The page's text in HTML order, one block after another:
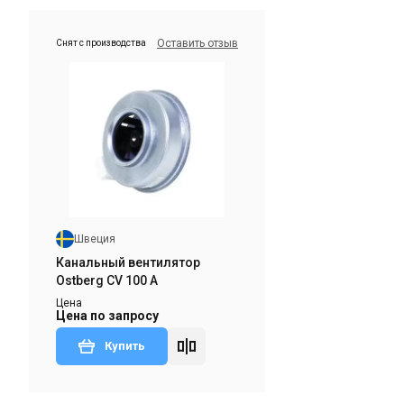
Канальный вентилятор Ostberg
Цена по запросу
Отзывы 1
Снят с производства Оставить отзыв
Швеция
Канальный вентилятор
Ostberg CV 100 A
Цена
Цена по запросу
Купить